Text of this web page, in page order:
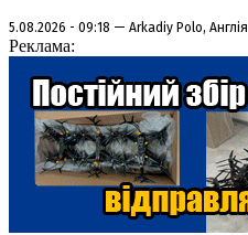
5.08.2026 - 09:18 — Arkadiy Polo, Англія
Реклама: